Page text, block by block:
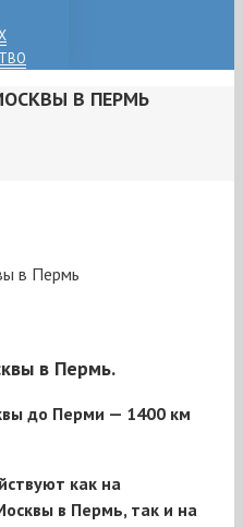
В ПЕРМЬ
в Пермь.
до Перми — 1400 км
как на
в Пермь, так и на